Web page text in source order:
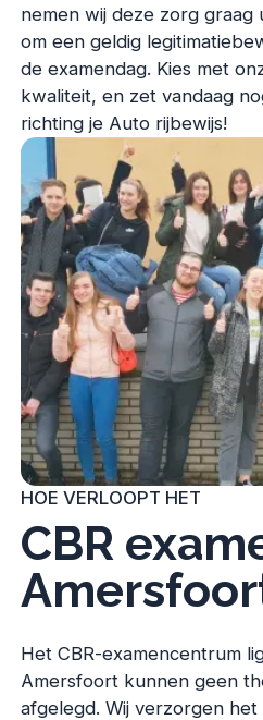
nemen wij deze zorg graag
om een geldig
de examendag. Kies met
kwaliteit, en zet vandaag
richting je Auto rijbewijs!
HOE VERLOOPT HET
CBR
Het CBR-examencentrum
Amersfoort kunnen geen
afgelegd. Wij verzorgen